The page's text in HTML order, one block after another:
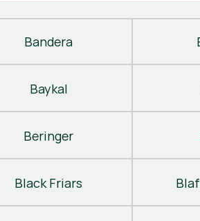
Bandera
Baykal
Beringer
Black Friars